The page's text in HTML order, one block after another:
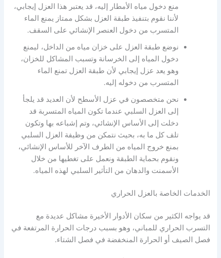
منع دخول مياه الأمطار إليه، قد يعتبر هذا العزل إيجابي،
لأننا نقوم بتنفيذ طبقة العزل بشكل ممتاز يمنع الماء
المتسرب من دخول العنصر الإنشائي على السقف.
نوضع طبقة العزل على خزان مياه من الداخل، ليمنع
دخول المياه إلى الخرسانة وتسبب المشاكل للخزان،
وهو يعد عزل إيجابي لأن طبقة العزل تمنع الماء
المتسرب من دخوله إليه.
نحن متخصصون في عزل الأسطح لأن العديد قد يلجأ
إلى العزل السلبي عندما تكون المياه المتسربة قد
دخلت إلى الأساس الإنشائي، وتم إشباعه بها وتكون
تلف كل ما به، بحيث نتمكن من وظيفة العزل السلبي
بمنع خروج المياه من الطرف الآخر للأساس الإنشائي،
ونقوم بحماية الطبقة ونعمل على تغطيها من خلال
الأسمنت والدهان من التأثير السلبي لهذه المياه.
الخدمات الخاصة بالعزل الحراري
قد يواجه الكثير من سكان الأدوار الأخيرة مشاكل عديدة مع
التسرب الحراري للمباني، وهو بسبب درجات الحرارة المرتفعة في
فصل الصيف أو الحرارة المنخفضة في فصل الشتاء.